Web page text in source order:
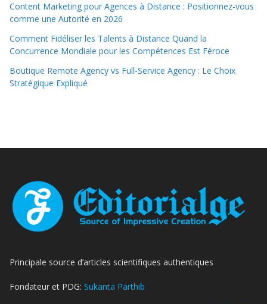
Content Marketing pour Agences à Distance : Positionnez-vous
comme une Autorité en 2026
Comment Fidéliser les Talents à Distance Quand la
Concurrence Mondiale pour les Compétences Est Féroce
Boutique Remote Agency vs Full-Service Agency : Le Choix
Stratégique Expliqué
Principale source d’articles scientifiques authentiques
Fondateur et PDG: Sukanta Parthib